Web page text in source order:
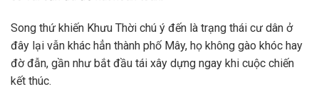
Song thứ khiến Khưu Thời chú ý đến là trạng thái cư dân ở
đây lại vẫn khác hẳn thành phố Mây, họ không gào khóc hay
đờ đẫn, gần như bắt đầu tái xây dựng ngay khi cuộc chiến
kết thúc.